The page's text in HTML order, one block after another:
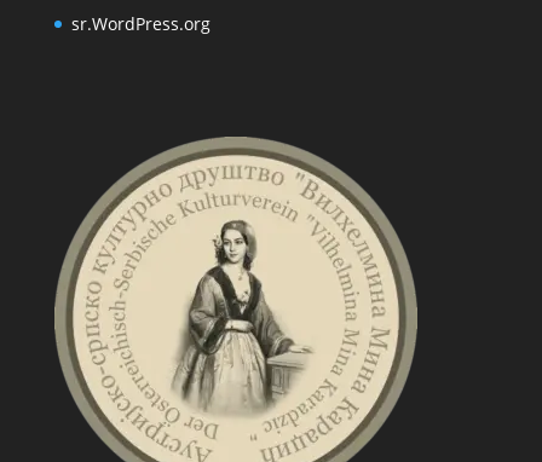
sr.WordPress.org